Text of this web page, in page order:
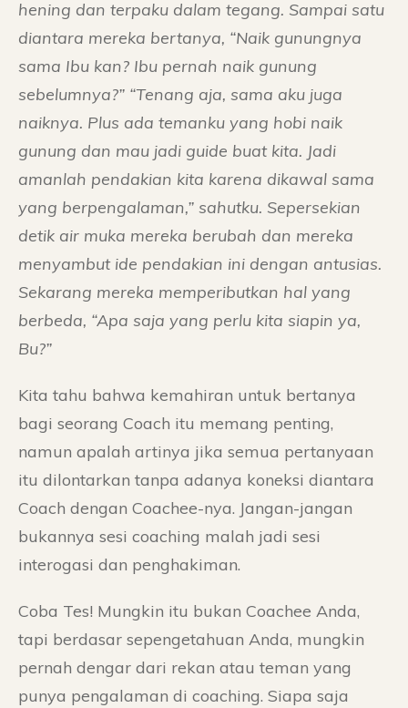
hening dan terpaku dalam tegang. Sampai satu
diantara mereka bertanya, “Naik gunungnya
sama Ibu kan? Ibu pernah naik gunung
sebelumnya?” “Tenang aja, sama aku juga
naiknya. Plus ada temanku yang hobi naik
gunung dan mau jadi guide buat kita. Jadi
amanlah pendakian kita karena dikawal sama
yang berpengalaman,” sahutku. Sepersekian
detik air muka mereka berubah dan mereka
menyambut ide pendakian ini dengan antusias.
Sekarang mereka mempeributkan hal yang
berbeda, “Apa saja yang perlu kita siapin ya,
Bu?”
Kita tahu bahwa kemahiran untuk bertanya
bagi seorang Coach itu memang penting,
namun apalah artinya jika semua pertanyaan
itu dilontarkan tanpa adanya koneksi diantara
Coach dengan Coachee-nya. Jangan-jangan
bukannya sesi coaching malah jadi sesi
interogasi dan penghakiman.
Coba Tes! Mungkin itu bukan Coachee Anda,
tapi berdasar sepengetahuan Anda, mungkin
pernah dengar dari rekan atau teman yang
punya pengalaman di coaching. Siapa saja